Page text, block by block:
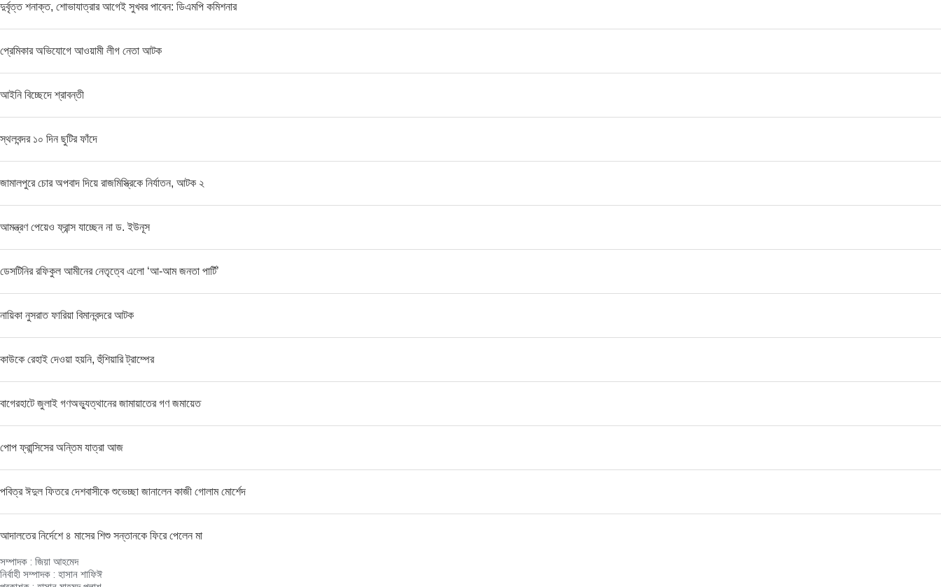
দুর্বৃত্ত শনাক্ত, শোভাযাত্রার আগেই সুখবর পাবেন: ডিএমপি কমিশনার
প্রেমিকার অভিযোগে আওয়ামী লীগ নেতা আটক
আইনি বিচ্ছেদে শ্রাবন্তী
স্থলবন্দর ১০ দিন ছুটির ফাঁদে
জামালপুরে চোর অপবাদ দিয়ে রাজমিস্ত্রিকে নির্যাতন, আটক ২
আমন্ত্রণ পেয়েও ফ্রান্স যাচ্ছেন না ড. ইউনূস
ডেসটিনির রফিকুল আমীনের নেতৃত্বে এলো ‘আ-আম জনতা পার্টি’
নায়িকা নুসরাত ফারিয়া বিমানবন্দরে আটক
কাউকে রেহাই দেওয়া হয়নি, হুঁশিয়ারি ট্রাম্পের
বাগেরহাটে জুলাই গণঅভ্যুত্থানের জামায়াতের গণ জমায়েত
পোপ ফ্রান্সিসের অন্তিম যাত্রা আজ
পবিত্র ঈদুল ফিতরে দেশবাসীকে শুভেচ্ছা জানালেন কাজী গোলাম মোর্শেদ
আদালতের নির্দেশে ৪ মাসের শিশু সন্তানকে ফিরে পেলেন মা
সম্পাদক : জিয়া আহমেদ
নির্বাহী সম্পাদক : হাসান শাফিঈ